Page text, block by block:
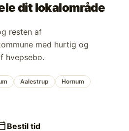
dit lokalområde
resten af
med hurtig og
hvepsebo.
Aalestrup
Hornum
Bestil tid